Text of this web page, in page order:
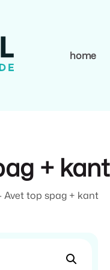
home
+ kant
Avet top spag + kant